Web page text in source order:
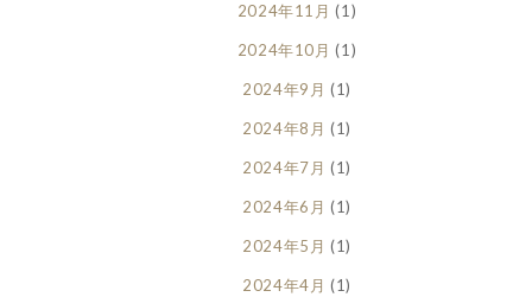
2024年11月 (1)
2024年10月 (1)
2024年9月 (1)
2024年8月 (1)
2024年7月 (1)
2024年6月 (1)
2024年5月 (1)
2024年4月 (1)